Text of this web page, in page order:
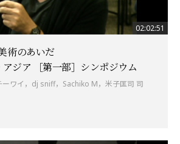
02:02:51
術のあいだ
アジア ［第一部］シンポジウム
ーワイ，dj sniff，Sachiko M，米子匡司 司